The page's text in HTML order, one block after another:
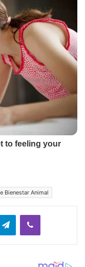
Bienestar Animal
TelegramViber